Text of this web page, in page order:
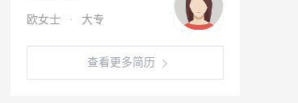
欧女士 · 大专
查看更多简历